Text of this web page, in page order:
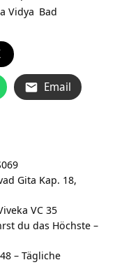
Vidya Bad
Email
Gita Kap. 18,
VC 35
du das Höchste –
– Tägliche